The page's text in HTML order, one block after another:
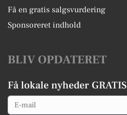
Få en gratis salgsvurdering
Sponsoreret indhold
BLIV OPDATERET
Få lokale nyheder GRATIS
Email